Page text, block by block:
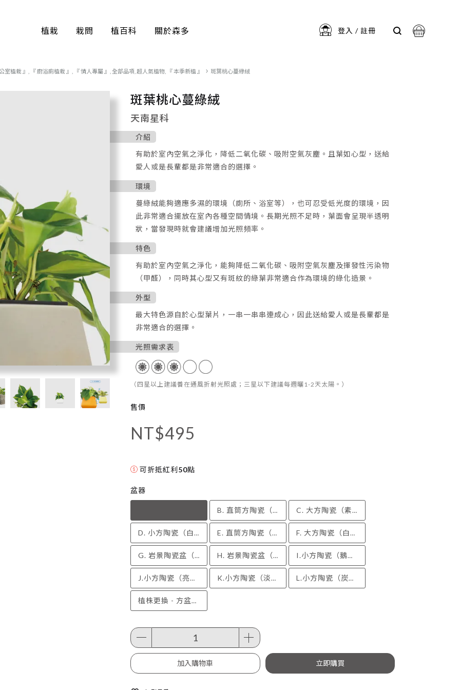
植栽
玻璃系列
栽問 植百科 關於森多 登入 / 註冊
室植栽 』 『 廚浴廁植栽 』 『 情人專屬 』 全部品項 超人氣植物 『 本季新植 』 斑葉桃心蔓綠絨
斑葉桃心蔓綠絨
天南星科
介紹
有助於室內空氣之淨化，降低二氧化碳、吸附空氣灰塵。且葉如心型，送給
愛人或是長輩都是非常適合的選擇。
環境
蔓綠絨能夠適應多濕的環境（廁所、浴室等），也可忍受低光度的環境，因
此非常適合擺放在室內各種空間情境。長期光照不足時，葉面會呈現半透明
狀，當發現時就會建議增加光照頻率。
特色
有助於室內空氣之淨化，能夠降低二氧化碳、吸附空氣灰塵及揮發性污染物
（甲醛），同時其心型又有斑紋的綠葉非常適合作為環境的綠化造景。
外型
最大特色源自於心型葉片，一串一串串連成心，因此送給愛人或是長輩都是
非常適合的選擇。
光照需求表
（四星以上建議養在通風折射光照處；三星以下建議每週曬1-2天太陽。）
售價
NT$495
可折抵紅利 50點
盆器
B. 直筒方陶瓷（素胚） C. 大方陶瓷（素胚）
D. 小方陶瓷（白釉） E. 直筒方陶瓷（白釉） F. 大方陶瓷（白釉）
G. 岩景陶瓷盆（岩石灰） H. 岩景陶瓷盆（理石白） I.小方陶瓷（鵝黃釉）
J.小方陶瓷（亮橙釉） K.小方陶瓷（淡青釉） L.小方陶瓷（炭黑釉）
植株更換 - 方盆（不含盆器）
加入購物車 立即購買